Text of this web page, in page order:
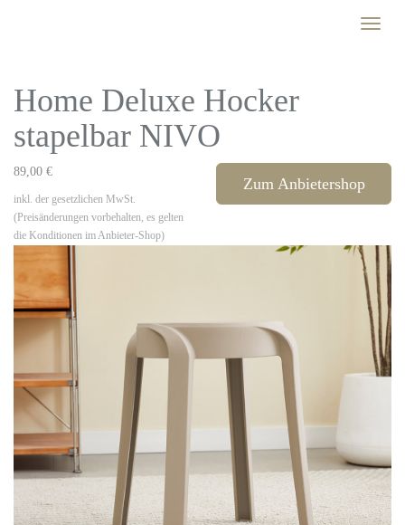
Toggle
Home Deluxe Hocker
stapelbar NIVO
89,00 €
inkl. der gesetzlichen MwSt.
(Preisänderungen vorbehalten, es gelten
die Konditionen im Anbieter-Shop)
Zum Anbietershop